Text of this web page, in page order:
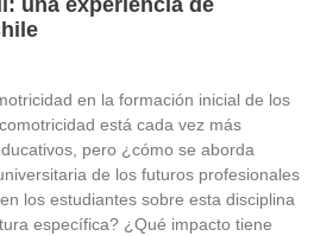
una experiencia de
en la formación inicial de los
está cada vez más
pero ¿cómo se aborda
de los futuros profesionales
los estudiantes sobre esta disciplina
específica? ¿Qué impacto tiene